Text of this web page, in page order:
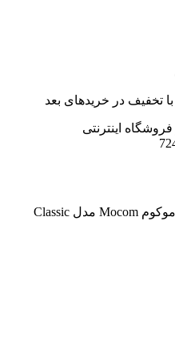
تخفیف در خرید‌های بعد
اینترنتی
اتوکلاو 22 لیتری موکوم Mocom مدل Classic